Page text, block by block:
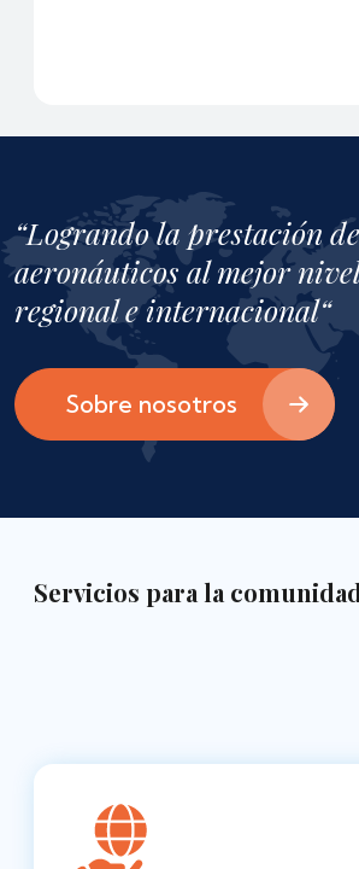
“Logrando la prestación
aeronáuticos al mejor
regional e internacional“
Sobre nosotros
Servicios para la